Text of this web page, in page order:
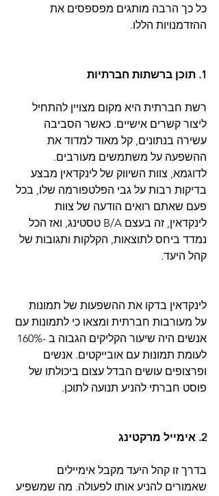
כל כך הרבה מותגים מפספסים את
ההזדמנויות הללו.
1. תוכן ברשתות חברתיות
רשת חברתית היא מקום מצויין להתחיל
ליצור קשרים אישיים. כאשר הסביבה
עשירה בנתונים, קל מאוד למדוד את
ההשפעה על משתמשים מעורבים.
לדוגמא, צוות השיווק של לינקדאין מבצע
בדיקות רבות על גבי הפלטפורמה שלו, בכל
פעם שאתם רואים הודעה של צוות
לינקדאין, זה בעצם B/A טסטינג, ואז הכל
נמדד ביחס לתוצאות, הקלקות ותגובות של
קהל היעד.
לינקדאין בדקו את ההשפעות של תמונות
על מעורבות חברתית ומצאו כי לתמונות עם
לעומת תמונות עם אובייקטים. אנשים
ופרצופים עושים הבדל עצום ביכולתו של
פוסט חברתי להניע תנועה לתוכן.
2. אימייל מרקטינג
בדרך זו קהל היעד מקבל אימיילים
שאמורים להניע אותו לפעולה. מה שמשפיע